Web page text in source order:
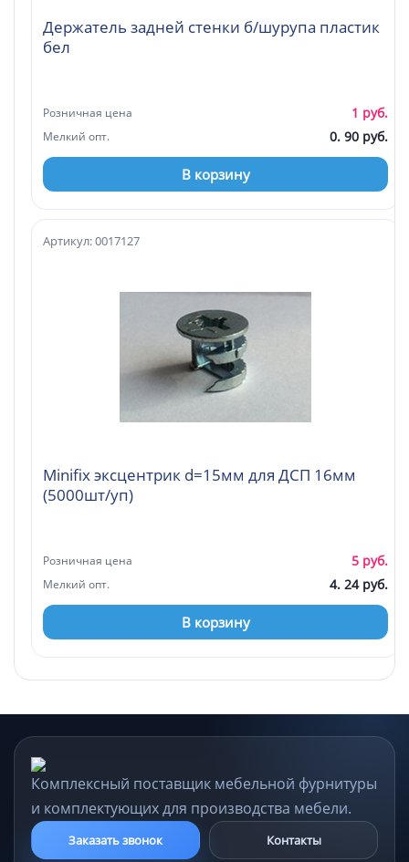
Держатель задней стенки б/шурупа пластик
бел
Розничная цена 1 руб.
Мелкий опт. 0. 90 руб.
В корзину
Minifix эксцентрик d=15мм для ДСП 16мм
(5000шт/уп)
Артикул: 0017127
Розничная цена 5 руб.
Мелкий опт. 4. 24 руб.
В корзину
Комплексный поставщик мебельной фурнитуры
и комплектующих для производства мебели.
Заказать звонок Контакты